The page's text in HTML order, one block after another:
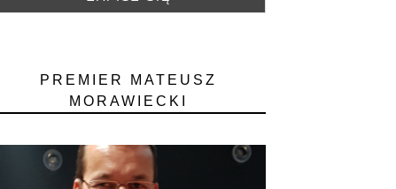
PREMIER MATEUSZ
MORAWIECKI